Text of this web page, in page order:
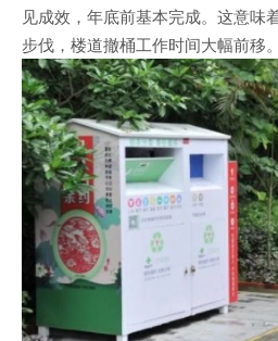
见成效，年底前基本完成。这意味
步伐，楼道撤桶工作时间大幅前移。